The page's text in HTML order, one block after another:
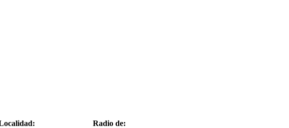
Radio de: